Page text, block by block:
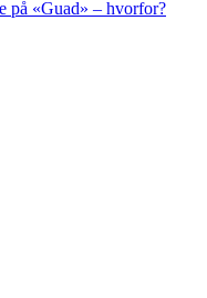
på «Guad» – hvorfor?